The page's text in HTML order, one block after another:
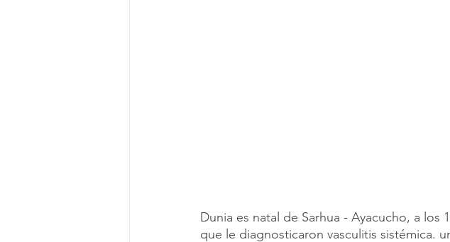
Dunia es natal de Sarhua - Ayacucho, a
que le diagnosticaron vasculitis sistémica.